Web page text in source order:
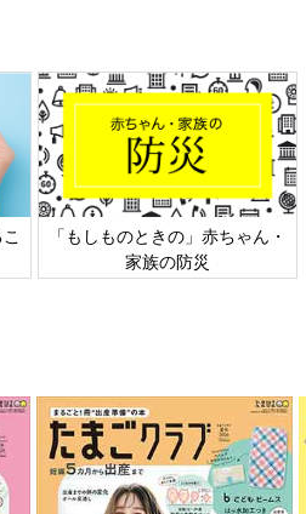
ジティブに考えていたと話されて
ね。いろいろな症状は起きつつ
はまったくなかったんです。
あったのですが、妊娠経過自体は
するような経験もなく、過ごすこ
子妊婦の管理入院は3カ月以上する
私の場合、管理入院は出産予定日
てお願いして入院することに。私
配していました。
れた出産の日。小児科医も
「もしものときの」赤ちゃん・
家族の防災